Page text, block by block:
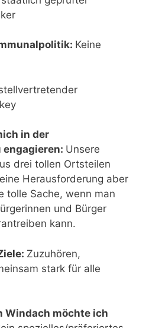
Keine
in der
Unsere
drei tollen Ortsteilen
Herausforderung aber
tolle Sache, wenn man
und Bürger
kann.
Zuzuhören,
stark für alle
Windach möchte ich